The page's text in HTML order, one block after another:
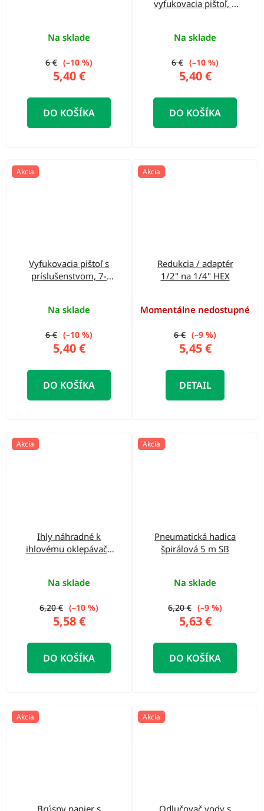
Na sklade
5,40 €
6 € (–10 %)
DO KOŠÍKA
vyfukovacia pištoľ, 3
Na sklade
5,40 €
6 € (–10 %)
DO KOŠÍKA
Akcia
Vyfukovacia pištoľ s
príslušenstvom, 7-
Na sklade
5,40 €
6 € (–10 %)
DO KOŠÍKA
Akcia
Redukcia / adaptér
1/2" na 1/4" HEX
Momentálne nedostupné
5,45 €
6 € (–9 %)
DETAIL
Akcia
Ihly náhradné k
ihlovému oklepávaču
Na sklade
5,58 €
6,20 € (–10 %)
DO KOŠÍKA
Akcia
Pneumatická hadica
špirálová 5 m SB
Na sklade
5,63 €
6,20 € (–9 %)
DO KOŠÍKA
Akcia Akcia